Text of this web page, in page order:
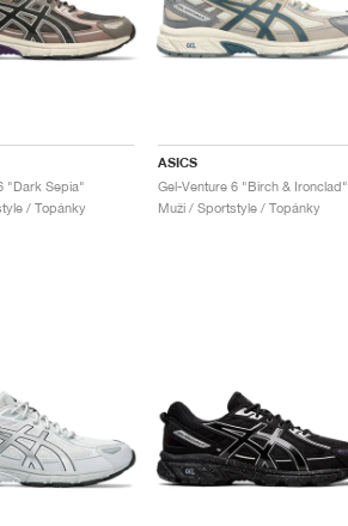
"Dark Sepia"
/ Topánky
ASICS
Gel-Venture 6 "Birch & Ironclad"
Muži / Sportstyle / Topánky